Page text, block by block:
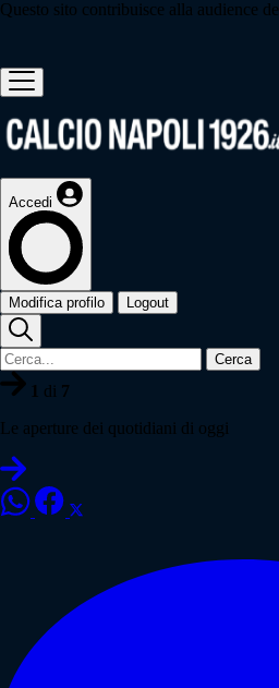
Questo sito contribuisce alla audience de
Accedi
Modifica profilo Logout
Cerca
1 di 7
Le aperture dei quotidiani di oggi